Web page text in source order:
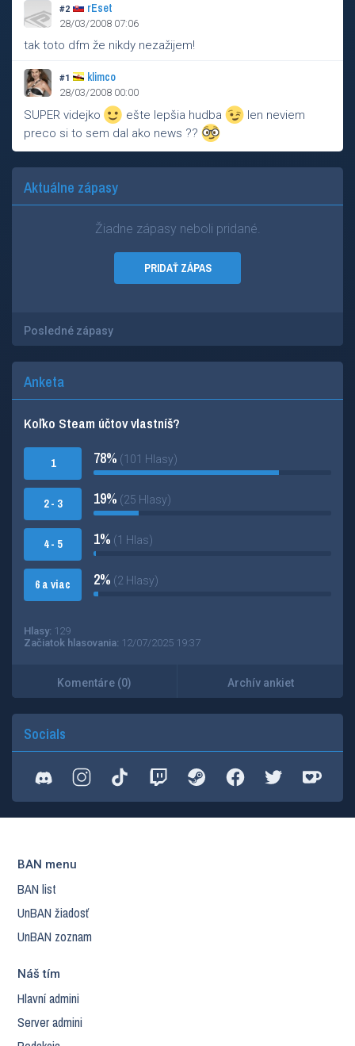
#2 rEset
28/03/2008 07:06
tak toto dfm že nikdy nezažijem!
#1 klimco
28/03/2008 00:00
SUPER videjko ešte lepšia hudba
len neviem
preco si to sem dal ako news ??
Aktuálne zápasy
Žiadne zápasy neboli pridané.
PRIDAŤ ZÁPAS
Posledné zápasy
Anketa
Koľko Steam účtov vlastníš?
1
2 - 3
4 - 5
6 a viac
78% (101 Hlasy)
19% (25 Hlasy)
1% (1 Hlas)
2% (2 Hlasy)
Hlasy: 129
Začiatok hlasovania: 12/07/2025 19:37
Komentáre (0) Archív ankiet
Socials
BAN menu
BAN list
UnBAN žiadosť
UnBAN zoznam
Náš tím
Hlavní admini
Server admini